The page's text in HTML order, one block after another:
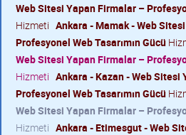
Web Sitesi Yapan Firmalar –
Hizmeti Ankara - Mamak - Web
Profesyonel Web Tasarımın Gücü
Web Sitesi Yapan Firmalar –
Hizmeti Ankara - Kazan - Web Sitesi
Profesyonel Web Tasarımın Gücü
Web Sitesi Yapan Firmalar –
Hizmeti Ankara - Etimesgut - Web